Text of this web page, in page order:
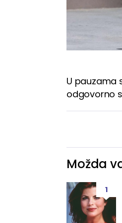
U pauzama
odgovorno
Možda
1